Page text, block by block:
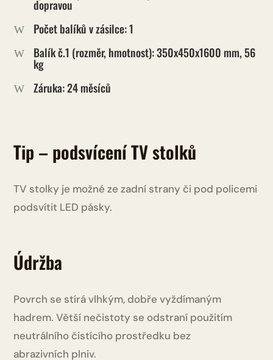
dopravou
W Počet balíků v zásilce: 1
W Balík č.1 (rozměr, hmotnost): 350x450x1600 mm, 56
kg
W Záruka: 24 měsíců
Tip – podsvícení TV stolků
TV stolky je možné ze zadní strany či pod policemi
podsvítit LED pásky.
Údržba
Povrch se stírá vlhkým, dobře vyždímaným
hadrem. Větší nečistoty se odstraní použitím
neutrálního čistícího prostředku bez
abrazivních plniv.